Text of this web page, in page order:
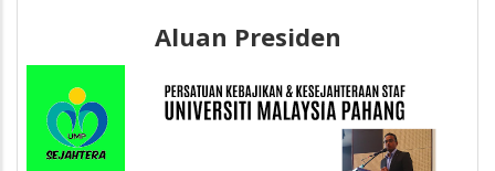
Aluan Presiden